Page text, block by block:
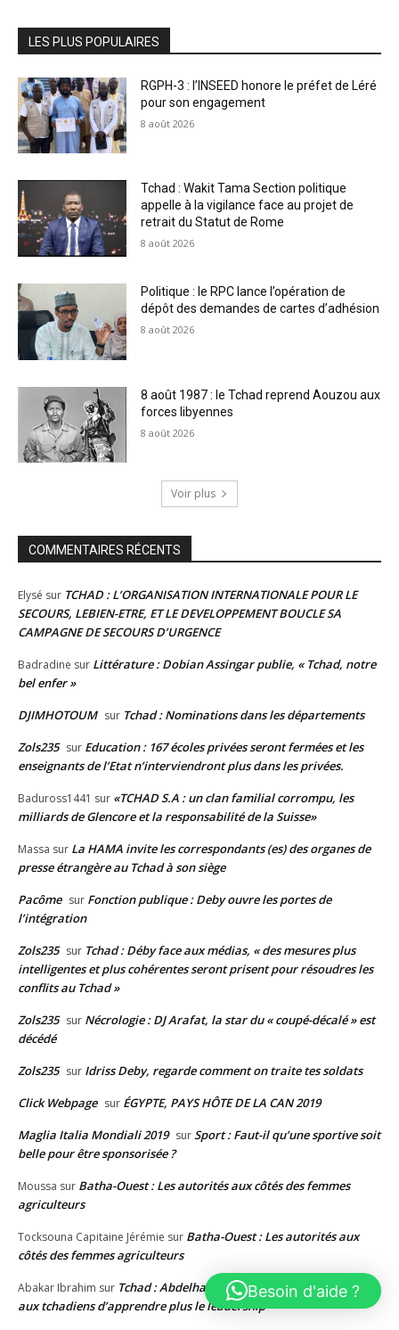
LES PLUS POPULAIRES
RGPH-3 : l’INSEED honore le préfet de Léré
pour son engagement
8 août 2026
Tchad : Wakit Tama Section politique
appelle à la vigilance face au projet de
retrait du Statut de Rome
8 août 2026
Politique : le RPC lance l’opération de
dépôt des demandes de cartes d’adhésion
8 août 2026
8 août 1987 : le Tchad reprend Aouzou aux
forces libyennes
8 août 2026
Voir plus
COMMENTAIRES RÉCENTS
Elysé sur TCHAD : L’ORGANISATION INTERNATIONALE POUR LE
SECOURS, LEBIEN-ETRE, ET LE DEVELOPPEMENT BOUCLE SA
CAMPAGNE DE SECOURS D’URGENCE
Badradine sur Littérature : Dobian Assingar publie, « Tchad, notre
bel enfer »
DJIMHOTOUM sur Tchad : Nominations dans les départements
Zols235 sur Education : 167 écoles privées seront fermées et les
enseignants de l’Etat n’interviendront plus dans les privées.
Baduross1441 sur «TCHAD S.A : un clan familial corrompu, les
milliards de Glencore et la responsabilité de la Suisse»
Massa sur La HAMA invite les correspondants (es) des organes de
presse étrangère au Tchad à son siège
Pacôme sur Fonction publique : Deby ouvre les portes de
l’intégration
Zols235 sur Tchad : Déby face aux médias, « des mesures plus
intelligentes et plus cohérentes seront prisent pour résoudres les
conflits au Tchad »
Zols235 sur Nécrologie : DJ Arafat, la star du « coupé-décalé » est
décédé
Zols235 sur Idriss Deby, regarde comment on traite tes soldats
Click Webpage sur ÉGYPTE, PAYS HÔTE DE LA CAN 2019
Maglia Italia Mondiali 2019 surSport : Faut-il qu’une sportive soit
belle pour être sponsorisée ?
Moussa sur Batha-Ouest : Les autorités aux côtés des femmes
agriculteurs
Tocksouna Capitaine Jérémie sur Batha-Ouest : Les autorités aux
côtés des femmes agriculteurs
Abakar Ibrahim sur Tchad : Abdelhadi Annadjib Youssouf conseille
aux tchadiens d’apprendre plus le leadership
Besoin d'aide ?